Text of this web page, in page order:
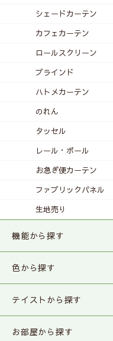
シェードカーテン
カフェカーテン
ロールスクリーン
ブラインド
ハトメカーテン
のれん
タッセル
レール・ポール
お急ぎ便カーテン
ファブリックパネル
生地売り
機能から探す
色から探す
テイストから探す
お部屋から探す